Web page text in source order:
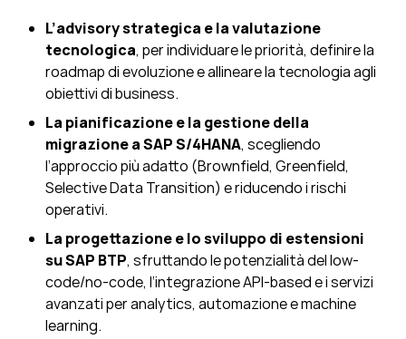
L’advisory strategica e la valutazione
tecnologica, per individuare le priorità, definire la
roadmap di evoluzione e allineare la tecnologia agli
obiettivi di business.
La pianificazione e la gestione della
migrazione a SAP S/4HANA, scegliendo
l’approccio più adatto (Brownfield, Greenfield,
Selective Data Transition) e riducendo i rischi
operativi.
La progettazione e lo sviluppo di estensioni
su SAP BTP, sfruttando le potenzialità del low-
code/no-code, l’integrazione API-based e i servizi
avanzati per analytics, automazione e machine
learning.